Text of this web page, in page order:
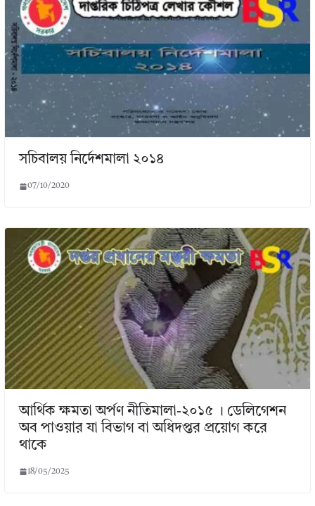
সচিবালয় নির্দেশমালা ২০১৪
07/10/2020
আর্থিক ক্ষমতা অর্পণ নীতিমালা-২০১৫ । ডেলিগেশন
অব পাওয়ার যা বিভাগ বা অধিদপ্তর প্রয়োগ করে
থাকে
18/05/2025